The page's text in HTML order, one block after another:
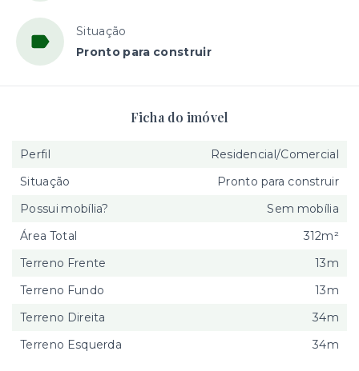
Situação
Pronto para construir
Ficha do imóvel
Perfil
Residencial/Comercial
Situação
Pronto para construir
Possui mobília?
Sem mobília
Área Total
312m²
Terreno Frente
13m
Terreno Fundo
13m
Terreno Direita
34m
Terreno Esquerda
34m